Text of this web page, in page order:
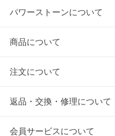
パワーストーンについて
商品について
注文について
返品・交換・修理について
会員サービスについて